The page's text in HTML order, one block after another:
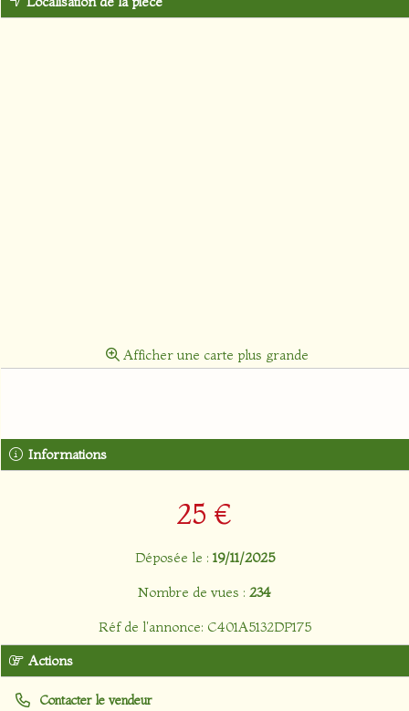
Informations
25 €
Déposée le : 19/11/2025
Nombre de vues : 234
Réf de l'annonce: C401A5132DP175
Actions
Contacter le vendeur
Afficher une carte plus grande